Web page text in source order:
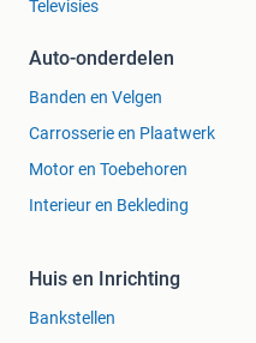
Televisies
Auto-onderdelen
Banden en Velgen
Carrosserie en Plaatwerk
Motor en Toebehoren
Interieur en Bekleding
Huis en Inrichting
Bankstellen